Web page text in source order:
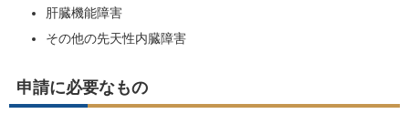
肝臓機能障害
その他の先天性内臓障害
申請に必要なもの